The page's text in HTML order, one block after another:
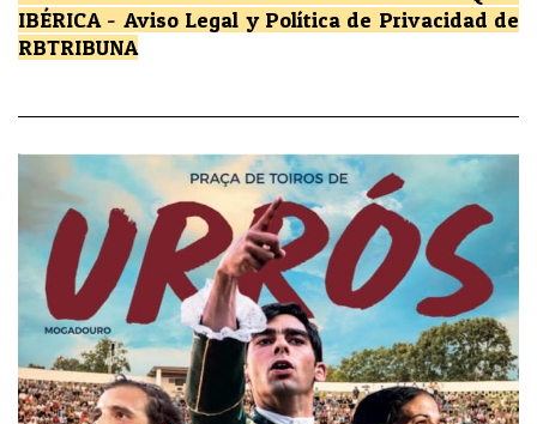
IBÉRICA- Aviso Legal y Política de Privacidad de
RBTRIBUNA